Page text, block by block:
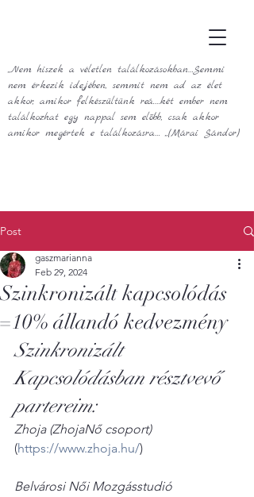
„Nem hiszek a véletlen találkozásokban…Semmi
nem érkezik idejében, semmit nem ad az élet
akkor, amikor felkészültünk reá.…két ember nem
találkozhat egy nappal sem előbb, csak akkor
amikor megértek e találkozásra… „(Márai Sándor)
Post
Szinkronizált kapcsolódás
=10% állandó kedvezmény
gaszmarianna
Feb 29, 2024
Szinkronizált
Kapcsolódásban résztvevő
partereim:
Zhoja (ZhojaNő csoport)
(https://www.zhoja.hu/)
Belvárosi Női Mozgásstudió